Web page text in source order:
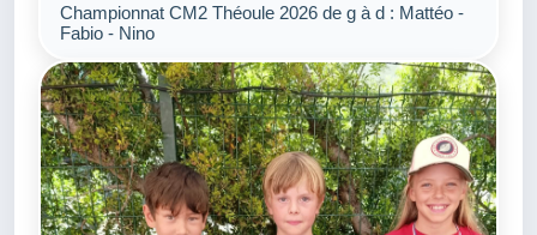
Championnat CM2 Théoule 2026 de g à d : Mattéo -
Fabio - Nino